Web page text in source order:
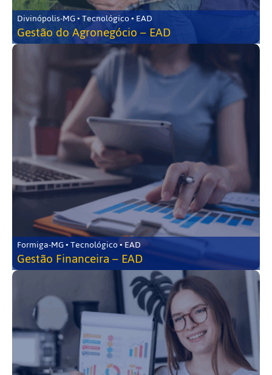
Divinópolis-MG • Tecnológico • EAD
Gestão do Agronegócio – EAD
Formiga-MG • Tecnológico • EAD
Gestão Financeira – EAD